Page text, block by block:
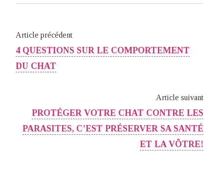
Article précédent
4 QUESTIONS SUR LE COMPORTEMENT
DU CHAT
Article suivant
PROTÉGER VOTRE CHAT CONTRE LES
PARASITES, C’EST PRÉSERVER SA SANTÉ
ET LA VÔTRE!